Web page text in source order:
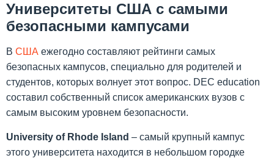
Университеты США с самыми
безопасными кампусами
В США ежегодно составляют рейтинги самых
безопасных кампусов, специально для родителей и
студентов, которых волнует этот вопрос. DEC education
составил собственный список американских вузов с
самым высоким уровнем безопасности.
University of Rhode Island – самый крупный кампус
этого университета находится в небольшом городке